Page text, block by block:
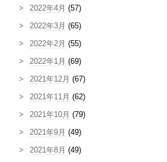
2022年4月 (57)
2022年3月 (65)
2022年2月 (55)
2022年1月 (69)
2021年12月 (67)
2021年11月 (62)
2021年10月 (79)
2021年9月 (49)
2021年8月 (49)